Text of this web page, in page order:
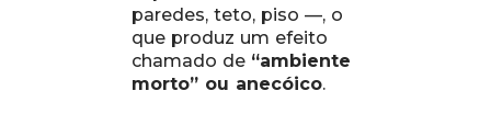
paredes, teto, piso —, o
que produz um efeito
chamado de “ambiente
morto” ou anecóico.